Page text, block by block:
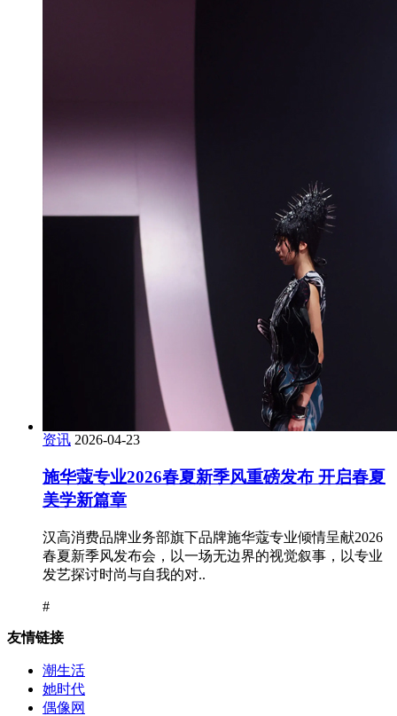
资讯 2026-04-23
施华蔻专业2026春夏新季风重磅发布 开启春夏
美学新篇章
汉高消费品牌业务部旗下品牌施华蔻专业倾情呈献2026
春夏新季风发布会，以一场无边界的视觉叙事，以专业
发艺探讨时尚与自我的对..
#
友情链接
潮生活
她时代
偶像网